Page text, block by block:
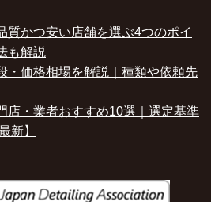
質かつ安い店舗を選ぶ4つのポイ
も解説
・価格相場を解説｜種類や依頼先
店・業者おすすめ10選｜選定基準
新】